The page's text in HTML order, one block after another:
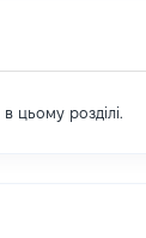
цьому розділі.